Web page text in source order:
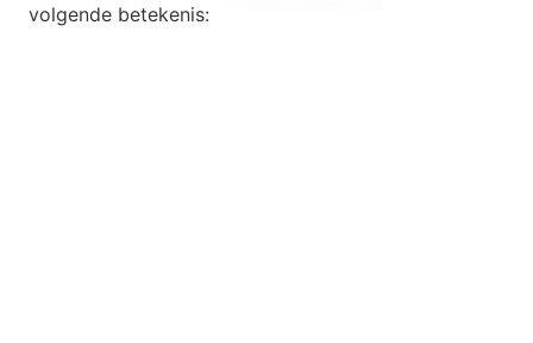
volgende betekenis: